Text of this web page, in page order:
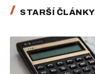
STARŠÍ ČLÁNKY